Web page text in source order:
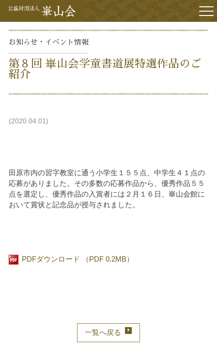
お知らせ・イベント 情報
第８回 崋山会学童書道展特選作品のご
紹介
2020.04.01
田原市内の習字教室に通う小学生１５５点、中学生４１点の
応募がありました。その多数の応募作品から、優秀作品５５
点を選定し、優秀作品の入賞者には２月１６日、崋山会館に
おいて賞状と記念品が授与されました。
PDFダウンロード （PDF 0.2MB）
一覧へ戻る